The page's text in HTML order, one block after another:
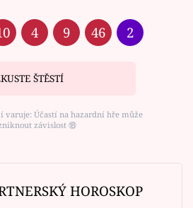
4 9 46 2
ŠTĚSTÍ
varuje: Účastí na hazardní hře může
závislost ⑱
HOROSKOP